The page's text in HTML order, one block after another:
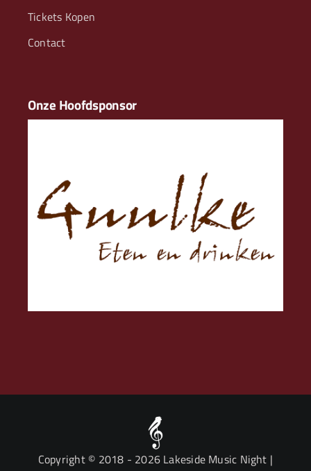
Tickets Kopen
Contact
Onze Hoofdsponsor
Copyright © 2018 - 2026 Lakeside Music Night |